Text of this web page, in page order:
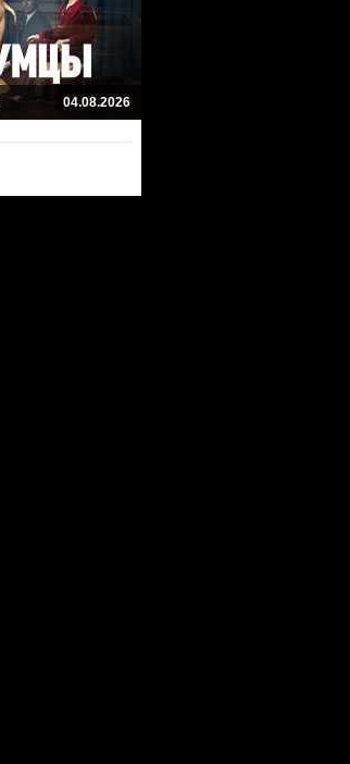
04.08.2026